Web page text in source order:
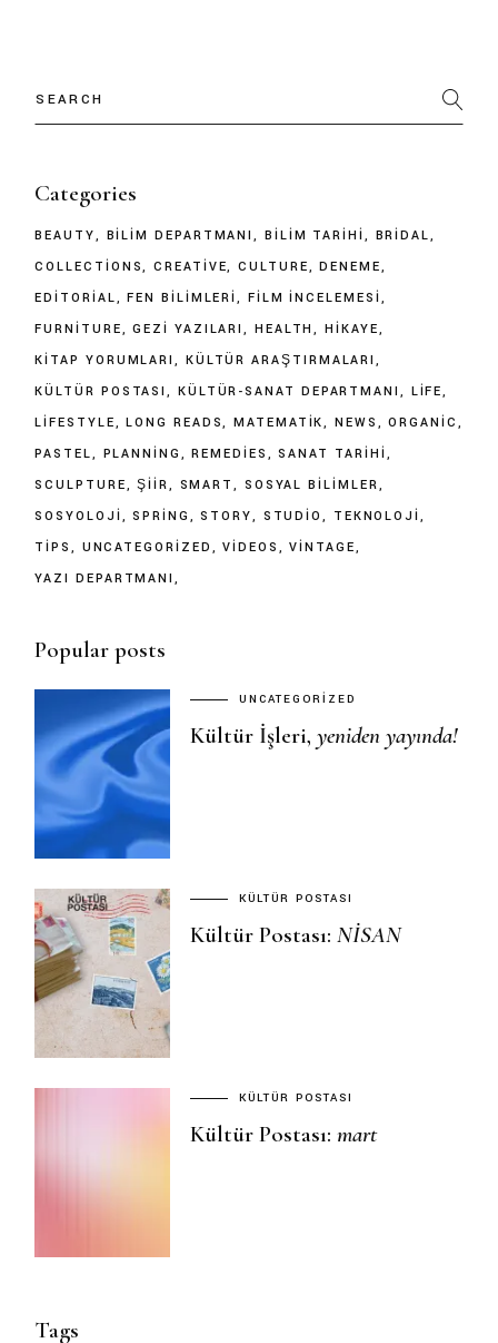
Categories
BEAUTY BILIM DEPARTMANI BILIM TARIHI
BRIDAL
COLLECTIONS
CREATIVE CULTURE
DENEME
EDITORIAL
FEN BILIMLERI
FILM İNCELEMESI
FURNITURE
GEZI YAZILARI HEALTH
HIKAYE
KITAP YORUMLARI
KÜLTÜR ARAŞTIRMALARI
KÜLTÜR POSTASI
KÜLTÜR-SANAT DEPARTMANI
LIFE
LIFESTYLE
LONG READS MATEMATIK NEWS
ORGANIC
PASTEL
PLANNING REMEDIES
SANAT TARIHI
SCULPTURE
ŞIIR SMART
SOSYAL BILIMLER
SOSYOLOJI
SPRING STORY STUDIO
TEKNOLOJI
TIPS
UNCATEGORIZED VIDEOS
VINTAGE
YAZI DEPARTMANI
Popular posts
UNCATEGORIZED
Kültür İşleri,yeniden yayında!
KÜLTÜR POSTASI
Kültür Postası:NISAN
KÜLTÜR POSTASI
Kültür Postası:mart
Tags